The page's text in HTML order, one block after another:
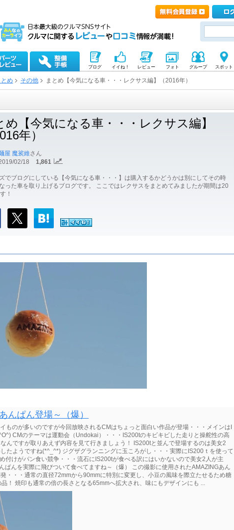
ブログ イイね！ レビュー フォト グループ スポット
とめ その他 まとめ【今気になる車・・・レクサス編】（2016年）
め【今気になる車・・・レクサス編】
年）
屋 魔裟維さん
02/18
1,861
でブログにしている【今気になる車・・・】は購入するかどうかは別にしてその時
った車を取り上げるブログです。 ここではレクサスをまとめてみましたが期間は20
！
んぱん登場～（爆）
ものが多いのですが今回放映されるCMはちょっと面白い作品が登場・・・メインはI
CMのテーマは運動会（Undokai）・・・IS200tのキビキビした走りと操舵性の高
んですが取りあえず内容を見て行きましょう！ IS200tと並んで登場するのは美女2
たようですね(*^_^*) ジグザグランニングに玉ころがし・・・実際にIS200ｔを使って
付けがパン食い競争・・・流石にIS200tが食べる訳にはいかないので美女2人が主
ぱんを実際に飛びついて食べてますね～（爆） この撮影に使用されたAMAZINGあん
・・・通常の直径72mmから90mmに特別に変更し、小豆の風味を際立たせるため糖
！ 焼印も通常の倍の長さとなる65mmへ拡大され、味にもデザインにも ...